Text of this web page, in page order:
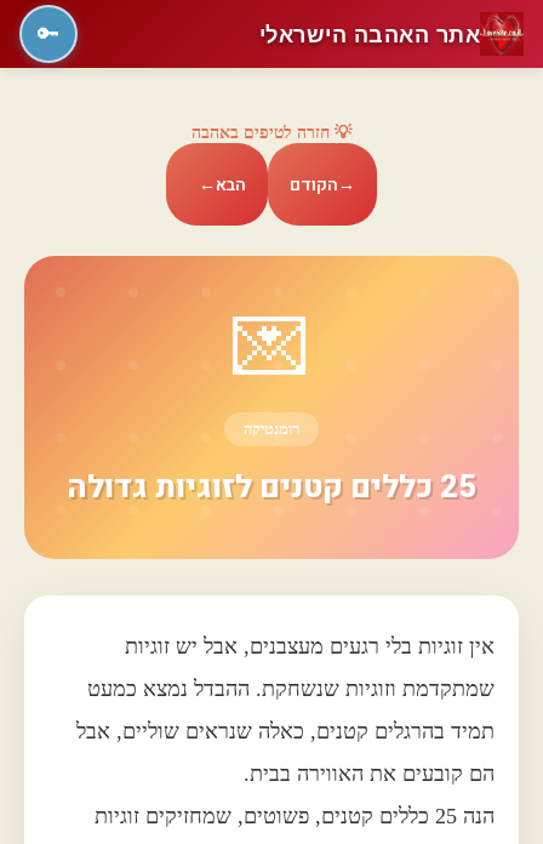
→הקודם
💡 חזרה לטיפים באהבה
הבא←
💌
רומנטיקה
25 כללים קטנים לזוגיות גדולה
אין זוגיות בלי רגעים מעצבנים, אבל יש זוגיות
שמתקדמת וזוגיות שנשחקת. ההבדל נמצא כמעט
תמיד בהרגלים קטנים, כאלה שנראים שוליים, אבל
הם קובעים את האווירה בבית.
הנה 25 כללים קטנים, פשוטים, שמחזיקים זוגיות
אתר האהבה הישראלי 🔑